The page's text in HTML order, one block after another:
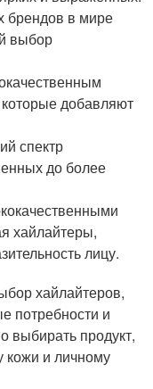
брендов в мире
выбор
добавляют
спектр
до более
хайлайтеры,
лицу.
хайлайтеров,
потребности и
выбирать продукт,
кожи и личному